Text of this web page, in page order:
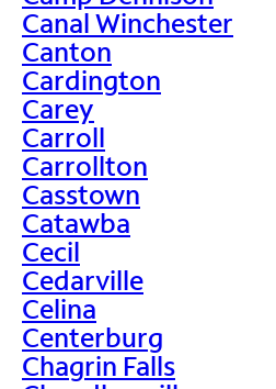
Canal Winchester
Canton
Cardington
Carey
Carroll
Carrollton
Casstown
Catawba
Cecil
Cedarville
Celina
Centerburg
Chagrin Falls